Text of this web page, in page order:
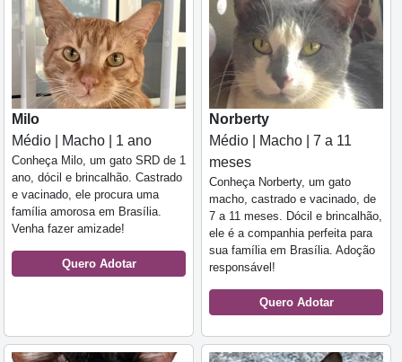
Milo
Médio | Macho | 1 ano
Conheça Milo, um gato SRD de 1
ano, dócil e brincalhão. Castrado
e vacinado, ele procura uma
família amorosa em Brasília.
Venha fazer amizade!
Quero Adotar
Norberty
Médio | Macho | 7 a 11
meses
Conheça Norberty, um gato
macho, castrado e vacinado, de
7 a 11 meses. Dócil e brincalhão,
ele é a companhia perfeita para
sua família em Brasília. Adoção
responsável!
Quero Adotar